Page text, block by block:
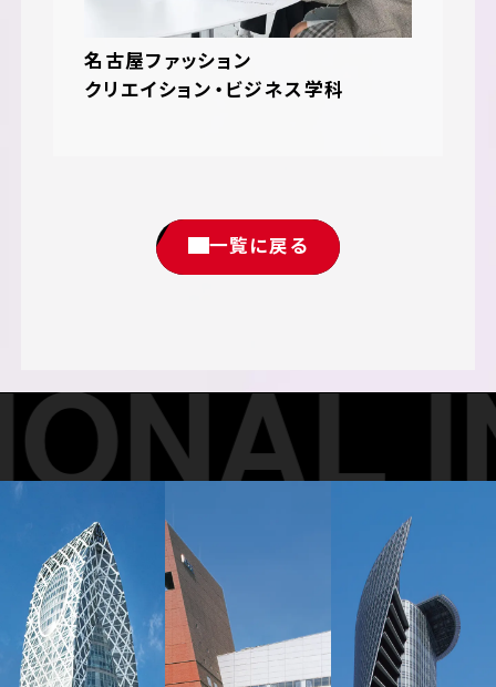
名古屋ファッション
クリエイション・ビジネス学科
一覧に戻る